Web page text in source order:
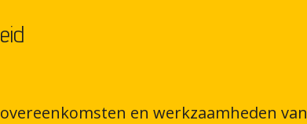
en werkzaamheden van